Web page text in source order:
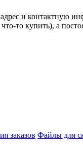
и контактную
то купить), а
заказов Файлы для